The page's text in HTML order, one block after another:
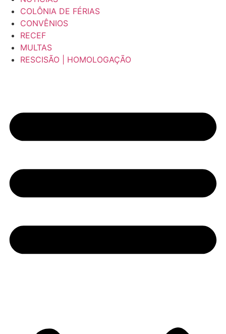
COLÔNIA DE FÉRIAS
CONVÊNIOS
RECEF
MULTAS
RESCISÃO | HOMOLOGAÇÃO